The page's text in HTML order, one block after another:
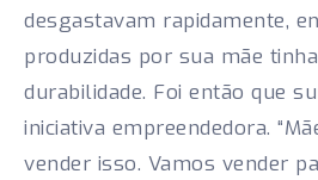
desgastavam rapidamente,
produzidas por sua mãe
durabilidade. Foi então que
iniciativa empreendedora.
vender isso. Vamos vender